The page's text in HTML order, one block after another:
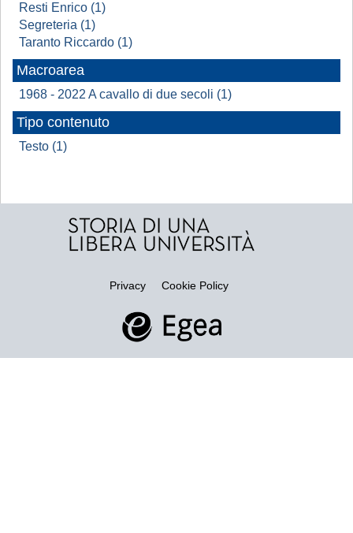
Resti Enrico (1)
Segreteria (1)
Taranto Riccardo (1)
Macroarea
1968 - 2022 A cavallo di due secoli (1)
Tipo contenuto
Testo (1)
Privacy Cookie Policy